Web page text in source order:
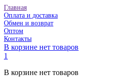
Главная
Оплата и доставка
Обмен и возврат
Оптом
Контакты
В корзине нет товаров
1
В корзине нет товаров